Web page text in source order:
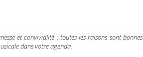
et convivialité : toutes les raisons sont bonnes
dans votre agenda.